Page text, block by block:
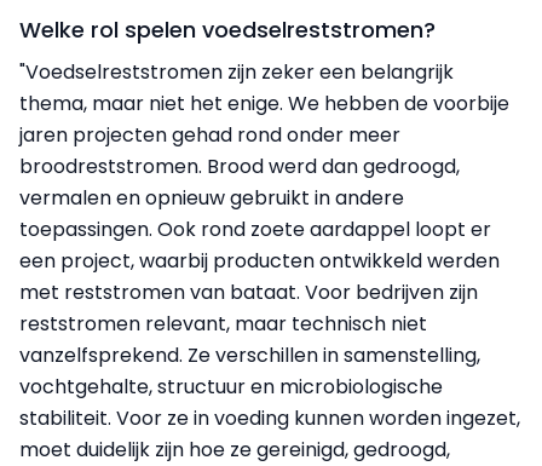
Welke rol spelen voedselreststromen?
"Voedselreststromen zijn zeker een belangrijk
thema, maar niet het enige. We hebben de voorbije
jaren projecten gehad rond onder meer
broodreststromen. Brood werd dan gedroogd,
vermalen en opnieuw gebruikt in andere
toepassingen. Ook rond zoete aardappel loopt er
een project, waarbij producten ontwikkeld werden
met reststromen van bataat. Voor bedrijven zijn
reststromen relevant, maar technisch niet
vanzelfsprekend. Ze verschillen in samenstelling,
vochtgehalte, structuur en microbiologische
stabiliteit. Voor ze in voeding kunnen worden ingezet,
moet duidelijk zijn hoe ze gereinigd, gedroogd,